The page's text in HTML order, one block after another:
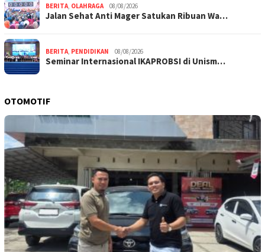
BERITA, OLAHRAGA 08/08/2026
Jalan Sehat Anti Mager Satukan Ribuan Wa…
BERITA, PENDIDIKAN 08/08/2026
Seminar Internasional IKAPROBSI di Unism…
OTOMOTIF